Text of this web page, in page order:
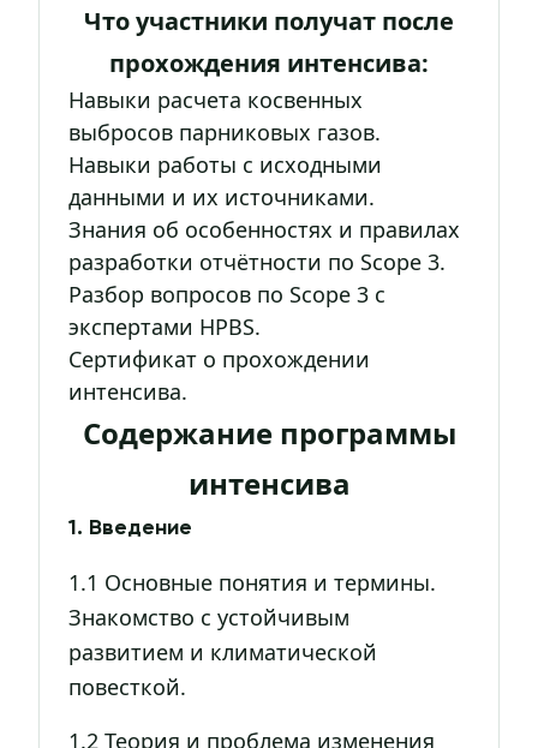
Что участники получат после
прохождения интенсива:
Навыки расчета косвенных
выбросов парниковых газов.
Навыки работы с исходными
данными и их источниками.
Знания об особенностях и правилах
разработки отчётности по Scope 3.
Разбор вопросов по Scope 3 с
экспертами HPBS.
Сертификат о прохождении
интенсива.
Содержание программы
интенсива
1. Введение
1.1 Основные понятия и термины.
Знакомство с устойчивым
развитием и климатической
повесткой.
1.2 Теория и проблема изменения